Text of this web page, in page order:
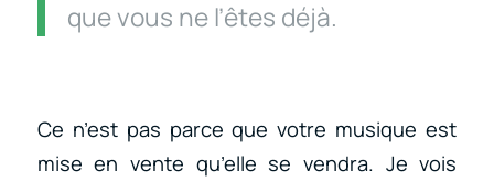
que vous ne l’êtes déjà.
Ce n’est pas parce que votre musique est
mise en vente qu’elle se vendra. Je vois